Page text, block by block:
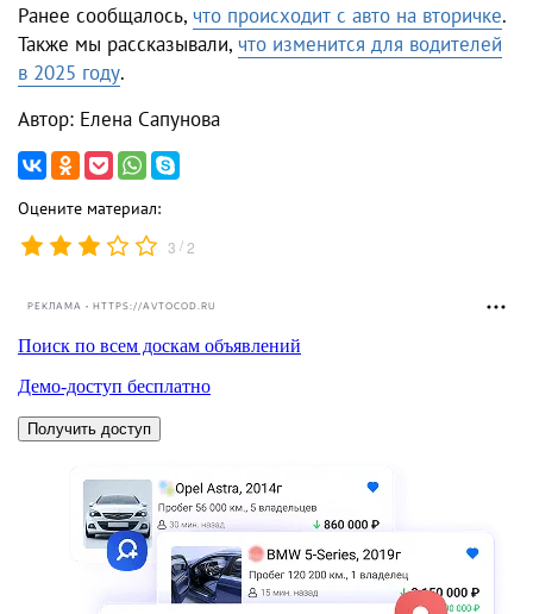
Ранее сообщалось, что происходит с авто на вторичке.
Также мы рассказывали, что изменится для водителей
в 2025 году.
Автор: Елена Сапунова
Оцените материал:
3 /2
РЕКЛАМА • HTTPS://AVTOCOD.RU